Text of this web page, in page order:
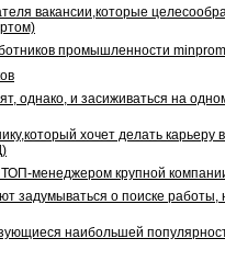
вакансии,которые
промышленности
однако, и засиживаться на
хочет делать карьеру
ТОП-менеджером крупной
задумываться о поиске работы,
наибольшей